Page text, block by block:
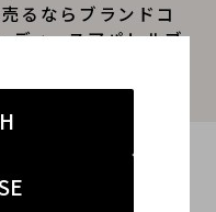
るならブランドコ
ディースアパレルブ